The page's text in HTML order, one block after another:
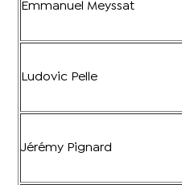
Emmanuel Meyssat
Ludovic Pelle
Jérémy Pignard